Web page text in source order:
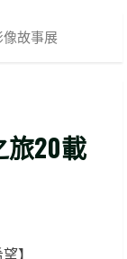
像故事展
旅20載
】